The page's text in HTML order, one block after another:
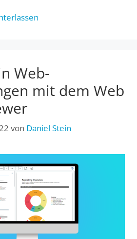
Web-
mit dem Web
von Daniel Stein